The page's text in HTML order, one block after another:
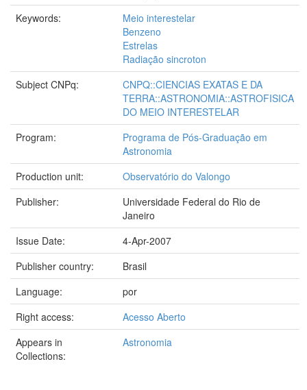
Keywords:
Meio interestelar
Benzeno
Estrelas
Radiação sincroton
Subject CNPq:
CNPQ::CIENCIAS EXATAS E DA
TERRA::ASTRONOMIA::ASTROFISICA
DO MEIO INTERESTELAR
Program:
Programa de Pós-Graduação em
Astronomia
Production unit:
Observatório do Valongo
Publisher:
Universidade Federal do Rio de
Janeiro
Issue Date:
4-Apr-2007
Publisher country:
Brasil
Language:
por
Right access:
Acesso Aberto
Appears in
Collections:
Astronomia